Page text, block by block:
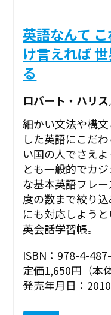
英語なんて
け言えれば
る
ロバート・ハリ
細かい文法や構
した英語にこだ
い国の人でさえ
とも一般的でカ
な基本英語フレ
度の数まで絞り
にも対応しよう
英会話学習帳。
ISBN：978-4-
定価1,650円（本
発売年月日：